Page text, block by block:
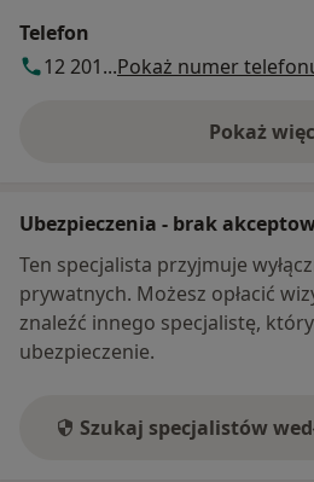
Telefon
12 201...Pokaż numer
Pokaż o
Ubezpieczenia - brak
Ten specjalista przyjmuje
prywatnych. Możesz opłacić
znaleźć innego specjalistę,
ubezpieczenie.
Szukaj specjalistów